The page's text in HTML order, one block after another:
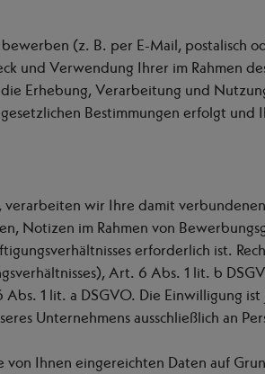
(z. B. per E-Mail, postalisch
und Verwendung Ihrer im Rahmen
Erhebung, Verarbeitung und
Bestimmungen erfolgt und
verarbeiten wir Ihre damit
Notizen im Rahmen von
erforderlich ist.
Art. 6 Abs. 1 lit. b
1 lit. a DSGVO. Die Einwilligung
Unternehmens ausschließlich an
Ihnen eingereichten Daten auf